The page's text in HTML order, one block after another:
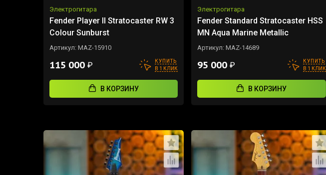
Электрогитара
Fender Player II Stratocaster RW 3
Colour Sunburst
Артикул: MAZ-15910
115 000 ₽
КУПИТЬ
В 1 КЛИК
В КОРЗИНУ
Электрогитара
Fender Standard Stratocaster HSS
MN Aqua Marine Metallic
Артикул:MAZ-14689
95 000₽
КУПИТЬ
В 1 КЛИК
В КОРЗИНУ